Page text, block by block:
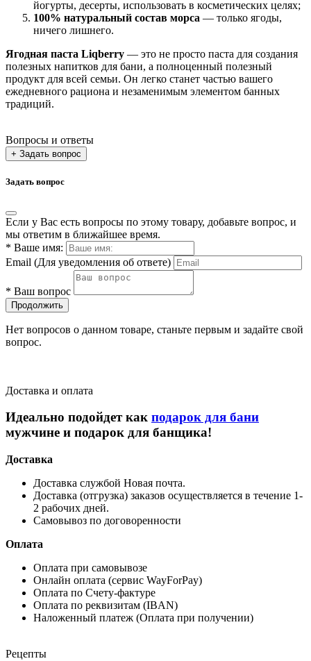
йогурты, десерты, использовать в косметических целях;
100% натуральный состав морса — только ягоды,
ничего лишнего.
Ягодная паста Liqberry — это не просто паста для создания
полезных напитков для бани, а полноценный полезный
продукт для всей семьи. Он легко станет частью вашего
ежедневного рациона и незаменимым элементом банных
традиций.
Вопросы и ответы
+ Задать вопрос
Задать вопрос
Если у Вас есть вопросы по этому товару, добавьте вопрос, и
мы ответим в ближайшее время.
* Ваше имя:
Email (Для уведомления об ответе)
* Ваш вопрос
Продолжить
Нет вопросов о данном товаре, станьте первым и задайте свой
вопрос.
Доставка и оплата
Идеально подойдет как подарок для бани
мужчине и подарок для банщика!
Доставка
Доставка службой Новая почта.
Доставка (отгрузка) заказов осуществляется в течение 1-
2 рабочих дней.
Самовывоз по договоренности
Оплата
Оплата при самовывозе
Онлайн оплата (сервис WayForPay)
Оплата по Счету-фактуре
Оплата по реквизитам (IBAN)
Наложенный платеж (Оплата при получении)
Рецепты